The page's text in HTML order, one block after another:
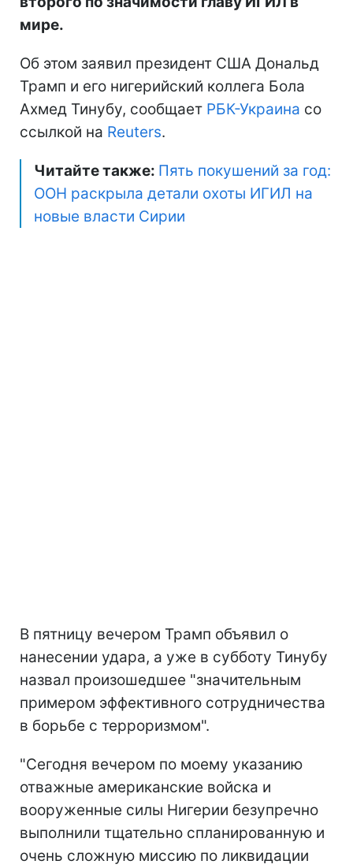
мире.
Об этом заявил президент США Дональд
Трамп и его нигерийский коллега Бола
Ахмед Тинубу, сообщает РБК-Украина со
ссылкой на Reuters.
Читайте также: Пять покушений за год:
ООН раскрыла детали охоты ИГИЛ на
новые власти Сирии
В пятницу вечером Трамп объявил о
нанесении удара, а уже в субботу Тинубу
назвал произошедшее "значительным
примером эффективного сотрудничества
в борьбе с терроризмом".
"Сегодня вечером по моему указанию
отважные американские войска и
вооруженные силы Нигерии безупречно
выполнили тщательно спланированную и
очень сложную миссию по ликвидации